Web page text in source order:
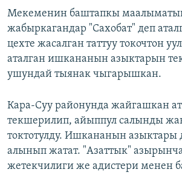
Мекеменин баштапкы
жабыркагандар "Сахобат" деп
цехте жасалган таттуу токочтон
аталган ишкананын азыктарын
ушундай тыянак чыгарышкан.
Кара-Суу районунда жайгашкан
текшерилип, айыппул салынды
токтотулду. Ишкананын азыктары
алынып жатат. "Азаттык"
жетекчилиги же адистери менен